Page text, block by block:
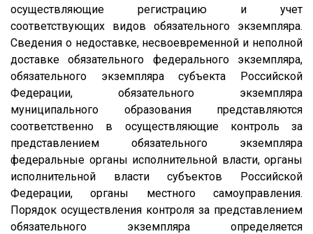
осуществляющие регистрацию и учет
соответствующих видов обязательного экземпляра.
Сведения о недоставке, несвоевременной и неполной
доставке обязательного федерального экземпляра,
обязательного экземпляра субъекта Российской
Федерации, обязательного экземпляра
муниципального образования представляются
соответственно в осуществляющие контроль за
представлением обязательного экземпляра
федеральные органы исполнительной власти, органы
исполнительной власти субъектов Российской
Федерации, органы местного самоуправления.
Порядок осуществления контроля за представлением
обязательного экземпляра определяется